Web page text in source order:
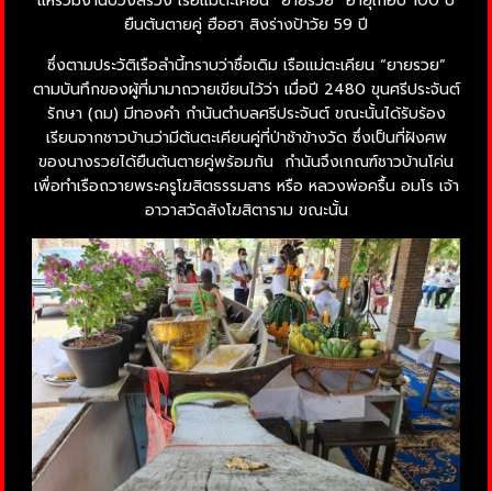
ยืนต้นตายคู่ ฮือฮา สิงร่างป้าวัย 59 ปี
ซึ่งตามประวัติเรือลำนี้ทราบว่าชื่อเดิม เรือแม่ตะเคียน “ยายรวย”
ตามบันทึกของผู้ที่มามาถวายเขียนไว้ว่า เมื่อปี 2480 ขุนศรีประจันต์
รักษา (ถม) มีทองคำ กำนันตำบลศรีประจันต์ ขณะนั้นได้รับร้อง
เรียนจากชาวบ้านว่ามีต้นตะเคียนคู่ที่ป่าช้าข้างวัด ซึ่งเป็นที่ฝังศพ
ของนางรวยได้ยืนต้นตายคู่พร้อมกัน กำนันจึงเกณฑ์ชาวบ้านโค่น
เพื่อทำเรือถวายพระครูโฆสิตธรรมสาร หรือ หลวงพ่อครื้น อมโร เจ้า
อาวาสวัดสังโฆสิตาราม ขณะนั้น